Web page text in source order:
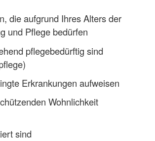
die aufgrund Ihres Alters der
und Pflege bedürfen
pflegebedürftig sind
Erkrankungen aufweisen
Wohnlichkeit
sind